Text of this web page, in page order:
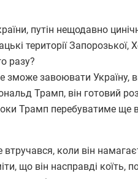
путін нещодавно
території Запорозької,
разу?
завоювати Україну,
Трамп, він готовий
Трамп перебуватиме ще
коли він
що він насправді коїть,